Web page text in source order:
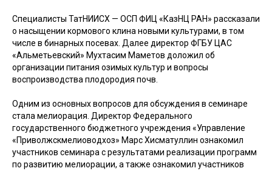
Специалисты ТатНИИСХ — ОСП ФИЦ «КазНЦ РАН» рассказали
о насыщении кормового клина новыми культурами, в том
числе в бинарных посевах. Далее директор ФГБУ ЦАС
«Альметьевский» Мухтасим Маметов доложил об
организации питания озимых культур и вопросы
воспроизводства плодородия почв.
Одним из основных вопросов для обсуждения в семинаре
стала мелиорация. Директор Федерального
государственного бюджетного учреждения «Управление
«Приволжскмелиоводхоз» Марс Хисматуллин ознакомил
участников семинара с результатами реализации программ
по развитию мелиорации, а также ознакомил участников